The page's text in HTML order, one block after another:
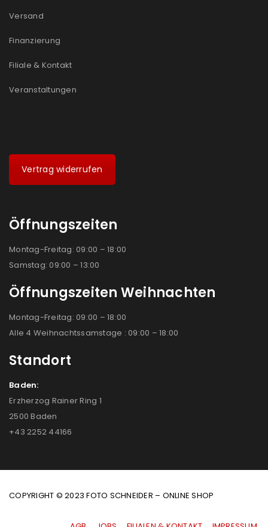
deine E-Mail-Adresse gesendet.
NEWSLETTER ABONNIEREN
us
Datenschutzerklärung
Versand
Finanzierung
Filiale & Kontakt
Veranstaltungen
Vertrag widerrufen
Öffnungszeiten
Montag-Freitag: 09:00 – 18:00
Samstag: 09:00 – 13:00
Öffnungszeiten Weihnachten
Montag-Freitag: 09:00 – 18:00
Alle 4 Weihnachtssamstage : 09:00 – 18:00
Standort
Baden:
Erzherzog Rainer Ring 1
2500 Baden
+43 2252 44166
COPYRIGHT © 2023 FOTO SCHNEIDER – ONLINE SHOP